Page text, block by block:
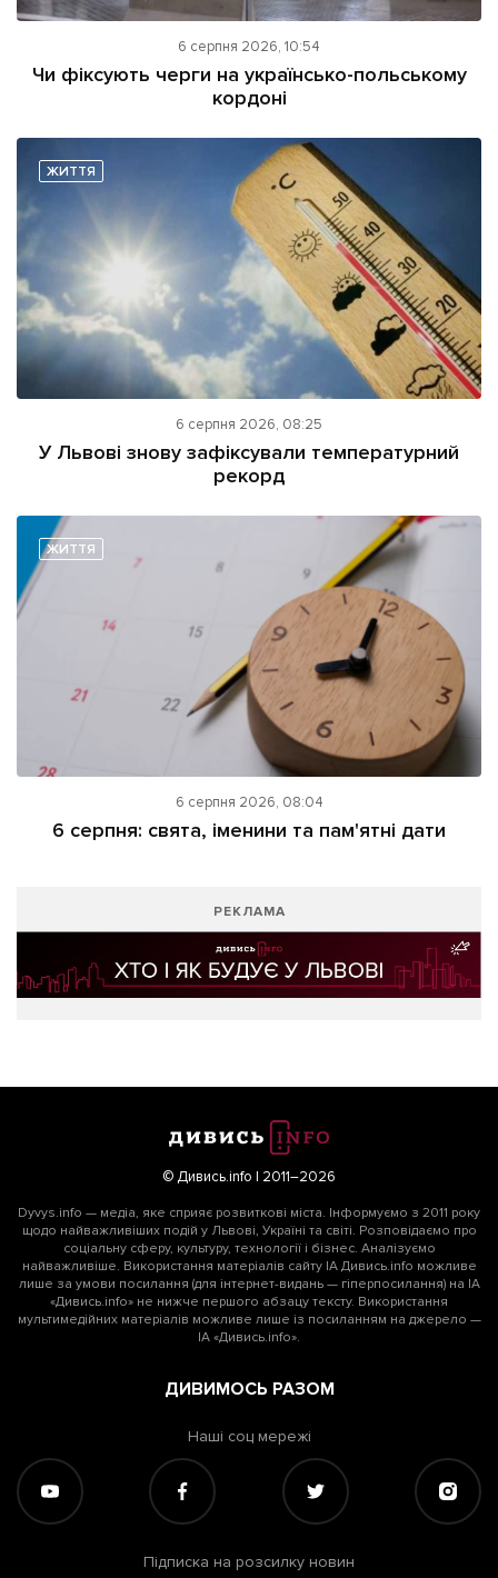
6 серпня 2026, 10:54
Чи фіксують черги на українсько-польському
кордоні
ЖИТТЯ
6 серпня 2026, 08:25
У Львові знову зафіксували температурний
рекорд
ЖИТТЯ
6 серпня 2026, 08:04
6 серпня: свята, іменини та пам'ятні дати
РЕКЛАМА
© Дивись.info | 2011–2026
Dyvys.info — медіа, яке сприяє розвиткові міста. Інформуємо з 2011 року
щодо найважливіших подій у Львові, Україні та світі. Розповідаємо про
соціальну сферу, культуру, технології і бізнес. Аналізуємо
найважливіше. Використання матеріалів сайту ІА Дивись.info можливе
лише за умови посилання (для інтернет-видань — гіперпосилання) на ІА
«Дивись.info» не нижче першого абзацу тексту. Використання
мультимедійних матеріалів можливе лише із посиланням на джерело —
ІА «Дивись.info».
ДИВИМОСЬ РАЗОМ
Наші соц мережі
Підписка на розсилку новин